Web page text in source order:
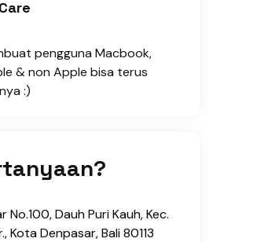
pengguna Macbook,
& non Apple bisa terus
:)
No.100, Dauh Puri Kauh, Kec.
Kota Denpasar, Bali 80113